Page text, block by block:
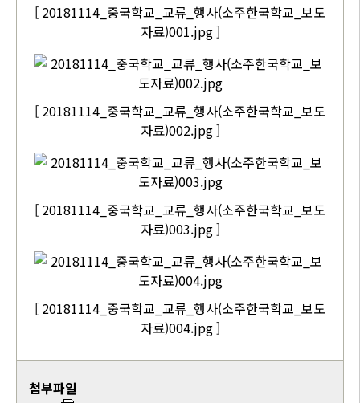
[ 20181114_중국학교_교류_행사(소주한국학교_보도
자료)001.jpg ]
[ 20181114_중국학교_교류_행사(소주한국학교_보도
자료)002.jpg ]
[ 20181114_중국학교_교류_행사(소주한국학교_보도
자료)003.jpg ]
[ 20181114_중국학교_교류_행사(소주한국학교_보도
자료)004.jpg ]
첨부파일